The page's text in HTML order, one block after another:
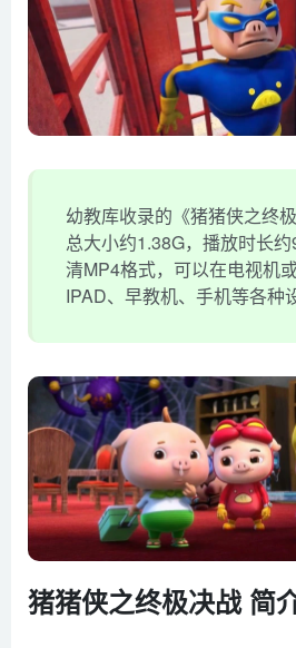
幼教库收录的《猪猪侠之终
总大小约1.38G，播放时长
清MP4格式，可以在电视机
IPAD、早教机、手机等各种
猪猪侠之终极决战 简